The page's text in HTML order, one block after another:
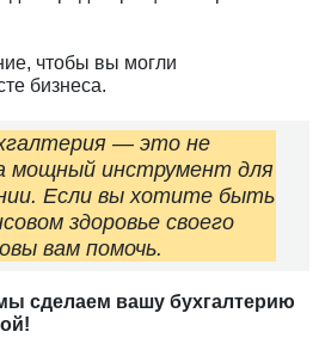
чтобы вы могли
бизнеса.
— это не
мощный инструмент для
Если вы хотите быть
здоровье своего
вам помочь.
сделаем вашу бухгалтерию